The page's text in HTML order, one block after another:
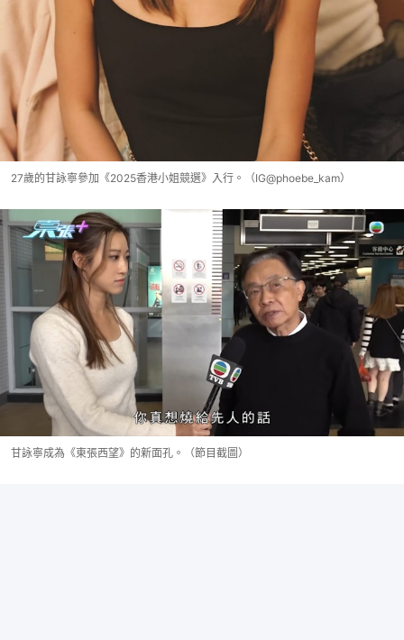
27歲的甘詠寧參加《2025香港小姐競選》入行。（IG@phoebe_kam）
甘詠寧成為《東張西望》的新面孔。（節目截圖）